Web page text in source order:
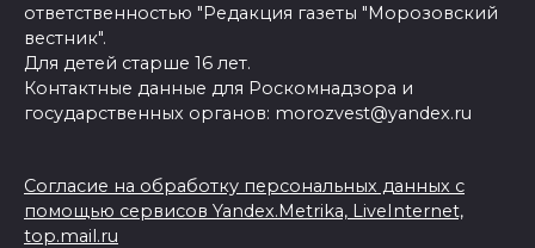
ответственностью "Редакция газеты "Морозовский
вестник".
Для детей старше 16 лет.
Контактные данные для Роскомнадзора и
государственных органов: morozvest@yandex.ru
Согласие на обработку персональных данных с
помощью сервисов Yandex.Metrika, LiveInternet,
top.mail.ru